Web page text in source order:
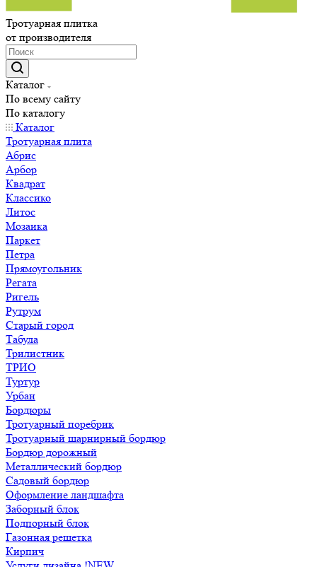
Тротуарная плитка
от производителя
Каталог
По всему сайту
По каталогу
Каталог
Тротуарная плита
Абрис
Арбор
Квадрат
Классико
Литос
Мозаика
Паркет
Петра
Прямоугольник
Регата
Ригель
Рутрум
Старый город
Табула
Трилистник
ТРИО
Туртур
Урбан
Бордюры
Тротуарный поребрик
Тротуарный шарнирный бордюр
Бордюр дорожный
Металлический бордюр
Садовый бордюр
Оформление ландшафта
Заборный блок
Подпорный блок
Газонная решетка
Кирпич